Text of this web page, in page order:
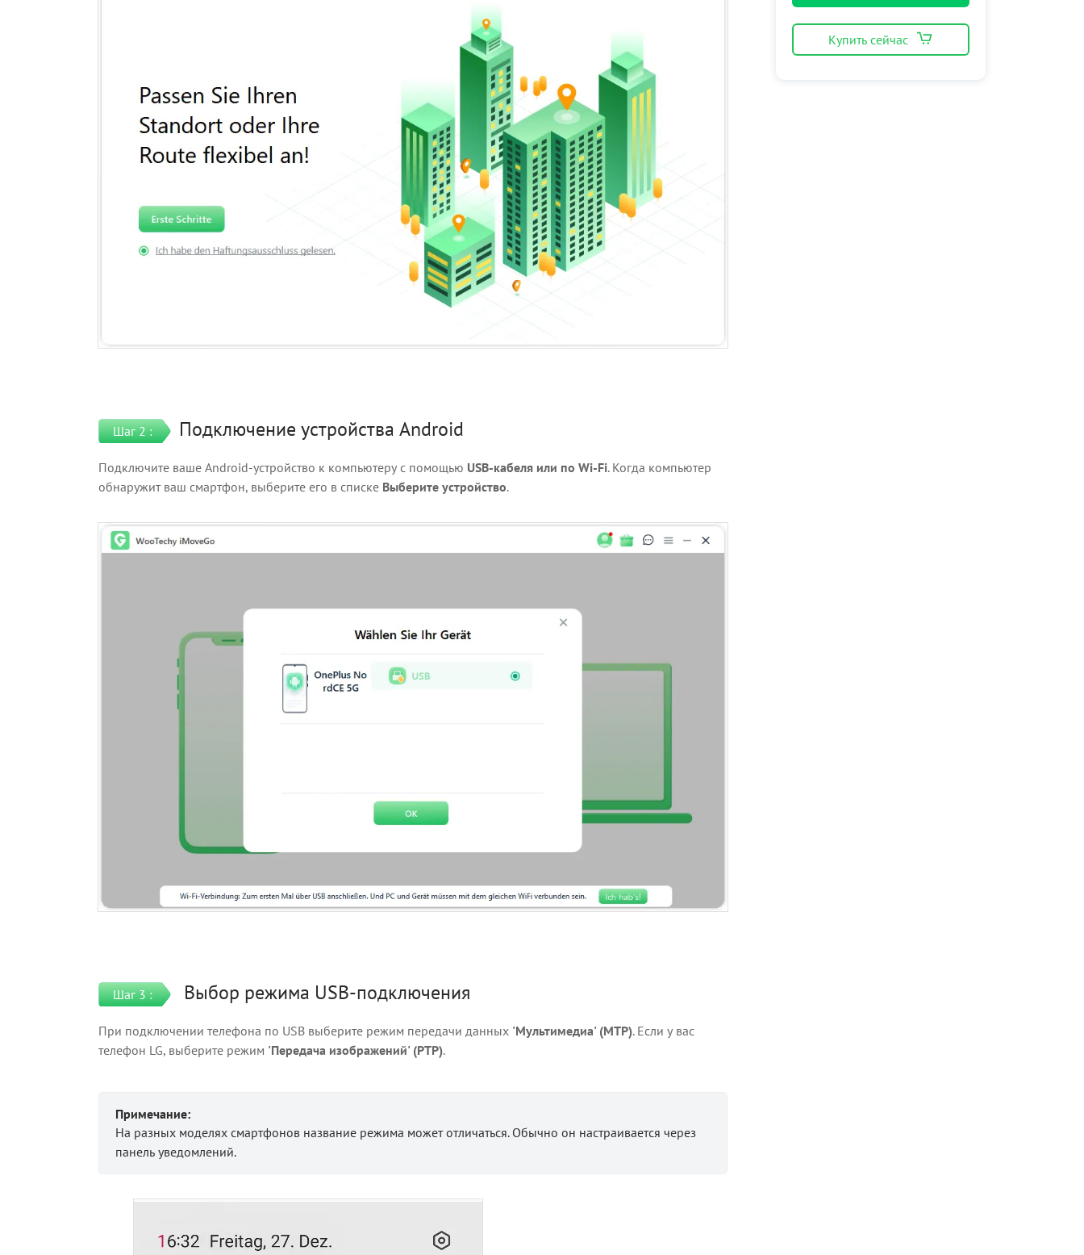
Шаг 2 : Подключение устройства Android
Подключите ваше Android-устройство к компьютеру с помощью USB-кабеля или по Wi-Fi. Когда компьютер
обнаружит ваш смартфон, выберите его в списке Выберите устройство.
Шаг 3 : Выбор режима USB-подключения
При подключении телефона по USB выберите режим передачи данных 'Мультимедиа' (MTP). Если у вас
телефон LG, выберите режим 'Передача изображений' (PTP).
Примечание:
На разных моделях смартфонов название режима может отличаться. Обычно он настраивается через
панель уведомлений.
Купить сейчас